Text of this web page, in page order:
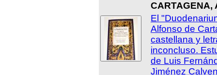
CARTAGENA,
El
Alfonso de
castellana y
inconcluso.
de Luis
Jiménez